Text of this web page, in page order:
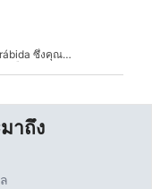
ซึ่งคุณ
เรืออับปางและ
าถึง